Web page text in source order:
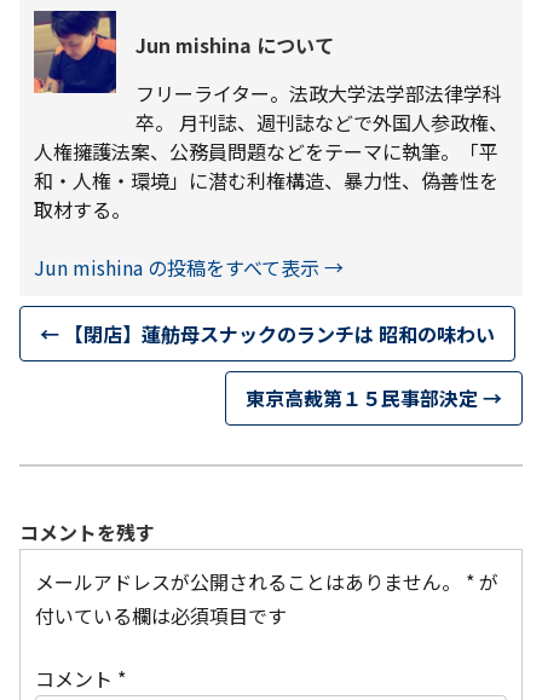
Jun mishina について
フリーライター。法政大学法学部法律学科
卒。 月刊誌、週刊誌などで外国人参政権、
人権擁護法案、公務員問題などをテーマに執筆。「平
和・人権・環境」に潜む利権構造、暴力性、偽善性を
取材する。
Jun mishina の投稿をすべて表示 →
← 【閉店】蓮舫母スナックのランチは 昭和の味わい
東京高裁第１５民事部決定→
コメントを残す
メールアドレスが公開されることはありません。
*が
付いている欄は必須項目です
コメント *